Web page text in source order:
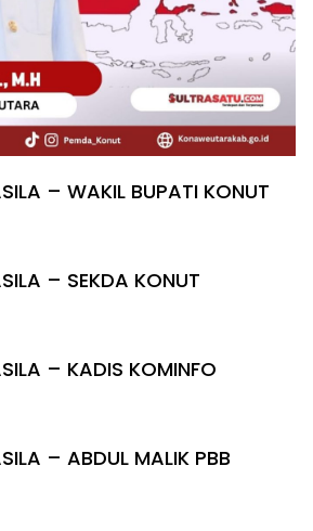
– WAKIL BUPATI KONUT
– SEKDA KONUT
– KADIS KOMINFO
– ABDUL MALIK PBB